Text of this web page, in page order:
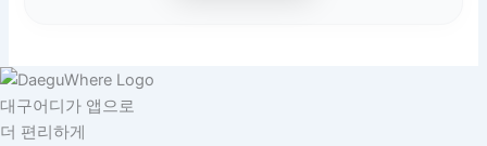
대구어디가 앱으로
더 편리하게